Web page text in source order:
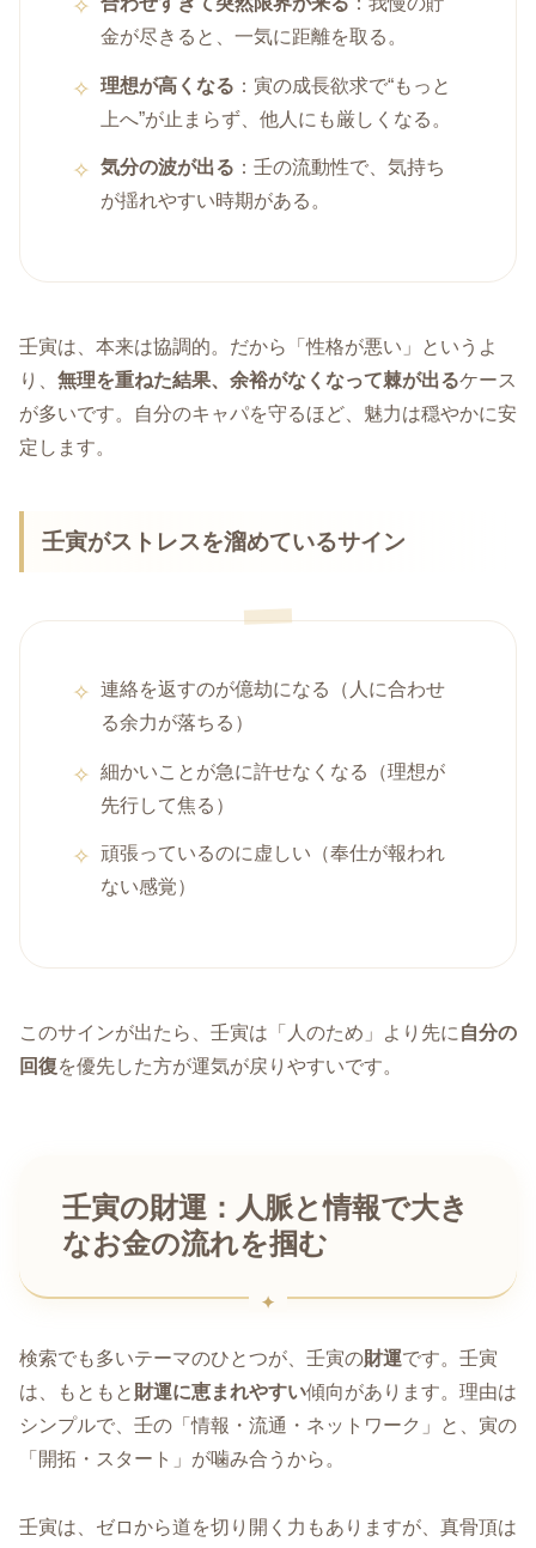
金が尽きると、一気に距離を取る。
理想が高くなる ：寅の成長欲求で“もっと
上へ”が止まらず、他人にも厳しくなる。
気分の波が出る ：壬の流動性で、気持ち
が揺れやすい時期がある。
壬寅は、本来は協調的。だから「性格が悪い」というよ
り、 無理を重ねた結果、余裕がなくなって棘が出るケース
が多いです。自分のキャパを守るほど、魅力は穏やかに安
定します。
壬寅がストレスを溜めているサイン
連絡を返すのが億劫になる（人に合わせ
る余力が落ちる）
細かいことが急に許せなくなる（理想が
先行して焦る）
頑張っているのに虚しい（奉仕が報われ
ない感覚）
このサインが出たら、壬寅は「人のため」より先に 自分の
回復を優先した方が運気が戻りやすいです。
壬寅の財運：人脈と情報で大き
なお金の流れを掴む
検索でも多いテーマのひとつが、壬寅の財運です。壬寅
は、もともと 財運に恵まれやすい傾向があります。理由は
シンプルで、壬の「情報・流通・ネットワーク」と、寅の
「開拓・スタート」が噛み合うから。
壬寅は、ゼロから道を切り開く力もありますが、真骨頂は